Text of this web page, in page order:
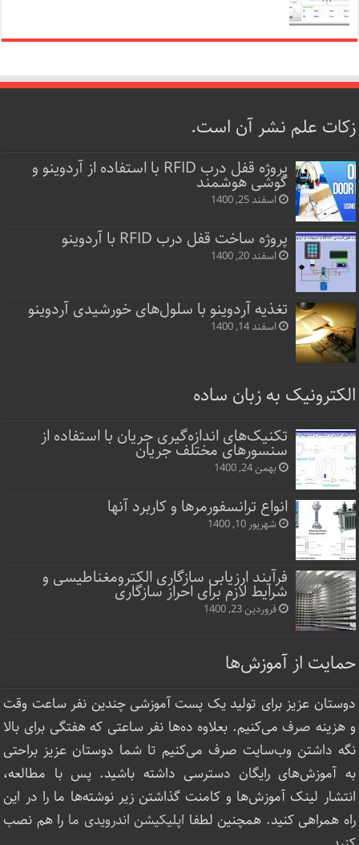
زکات علم نشر آن است.
پروژه قفل‌ درب RFID با استفاده از آردوینو و
گوشی هوشمند
اسفند 25, 1400
پروژه ساخت قفل‌ درب RFID با آردوینو
اسفند 20, 1400
تغذیه آردوینو با سلول‌های خورشیدی آردوینو
اسفند 14, 1400
الکترونیک به زبان ساده
تکنیک‌های اندازه‌گیری جریان با استفاده از
سنسورهای مختلف جریان
بهمن 24, 1400
انواع ترانسفورمرها و کاربرد آنها
شهریور 10, 1400
فرآیند ارزیابی سازگاری الکترومغناطیسی و
شرایط لازم برای احراز سازگاری
فروردین 23, 1400
حمایت از آموزش‌ها
دوستان عزیز برای تولید یک پست آموزشی چندین نفر ساعت‌ وقت
و هزینه صرف می‌کنیم. بعلاوه ده‌ها نفر ساعتی که هفتگی برای بالا
نگه داشتن وب‌سایت صرف ‌می‌کنیم تا شما دوستان عزیز براحتی
به آموزش‌های رایگان دسترسی داشته باشید. پس با مطالعه،
انتشار لینک‌ آموزش‌ها و کامنت گذاشتن زیر نوشته‌‌ها ما را در این
راه همراهی کنید. همچنین لطفا اپلیکیشن اندرویدی ما را هم نصب